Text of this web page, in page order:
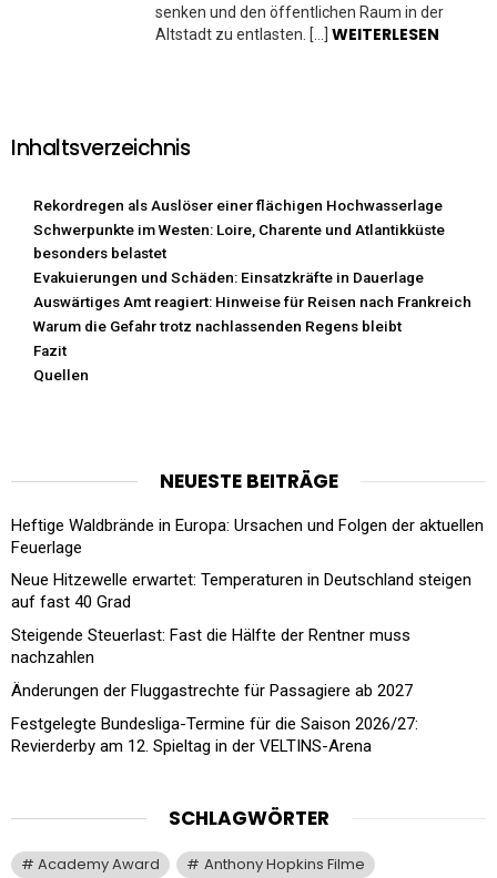
senken und den öffentlichen Raum in der
Altstadt zu entlasten. […] WEITERLESEN
Inhaltsverzeichnis
Rekordregen als Auslöser einer flächigen Hochwasserlage
Schwerpunkte im Westen: Loire, Charente und Atlantikküste
besonders belastet
Evakuierungen und Schäden: Einsatzkräfte in Dauerlage
Auswärtiges Amt reagiert: Hinweise für Reisen nach Frankreich
Warum die Gefahr trotz nachlassenden Regens bleibt
Fazit
Quellen
NEUESTE BEITRÄGE
Heftige Waldbrände in Europa: Ursachen und Folgen der aktuellen
Feuerlage
Neue Hitzewelle erwartet: Temperaturen in Deutschland steigen
auf fast 40 Grad
Steigende Steuerlast: Fast die Hälfte der Rentner muss
nachzahlen
Änderungen der Fluggastrechte für Passagiere ab 2027
Festgelegte Bundesliga-Termine für die Saison 2026/27:
Revierderby am 12. Spieltag in der VELTINS-Arena
SCHLAGWÖRTER
Academy Award
Anthony Hopkins Filme